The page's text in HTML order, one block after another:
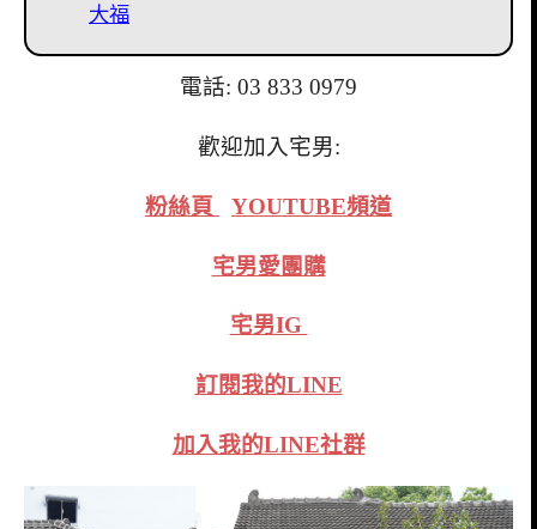
大福
電話: 03 833 0979
歡迎加入宅男:
粉絲頁 YOUTUBE頻道
宅男愛團購
宅男IG
訂閱我的LINE
加入我的LINE社群